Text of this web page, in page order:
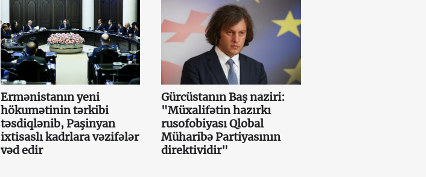
Ermənistanın yeni
hökumətinin tərkibi
təsdiqlənib, Paşinyan
ixtisaslı kadrlara vəzifələr
vəd edir
Gürcüstanın Baş naziri:
"Müxalifətin hazırkı
rusofobiyası Qlobal
Müharibə Partiyasının
direktividir"